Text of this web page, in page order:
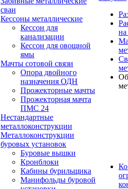
сваи
Кессоны металлические
Кессон для
канализации
Кессон для овощной
ямы
Мачты сотовой связи
Опора двойного
назначения ОДН
Прожекторные мачты
Прожекторная мачта
ПМС 24
Нестандартные
металлоконструкции
Металлоконструкции
буровых установок
Буровые вышки
Кронблоки
Кабины бурильщика
Манифольды буровой